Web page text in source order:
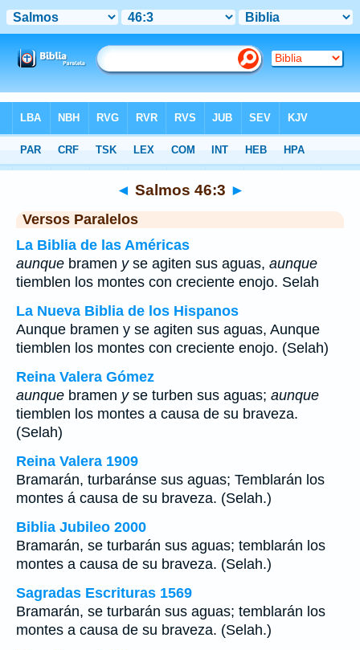
>Salmos Capítulo 46 > Verso 3
◄ Salmos 46:3 ►
Versos Paralelos
La Biblia de las Américas
aunque bramen yse agiten sus aguas, aunque
tiemblen los montes con creciente enojo. Selah
La Nueva Biblia de los Hispanos
Aunque bramen y se agiten sus aguas, Aunque
tiemblen los montes con creciente enojo. (Selah)
Reina Valera Gómez
aunque bramen yse turben sus aguas; aunque
tiemblen los montes a causa de su braveza.
(Selah)
Reina Valera 1909
Bramarán, turbaránse sus aguas; Temblarán los
montes á causa de su braveza. (Selah.)
Biblia Jubileo 2000
Bramarán, se turbarán sus aguas; temblarán los
montes a causa de su braveza. (Selah.)
Sagradas Escrituras 1569
Bramarán, se turbarán sus aguas; temblarán los
montes a causa de su braveza. (Selah.)